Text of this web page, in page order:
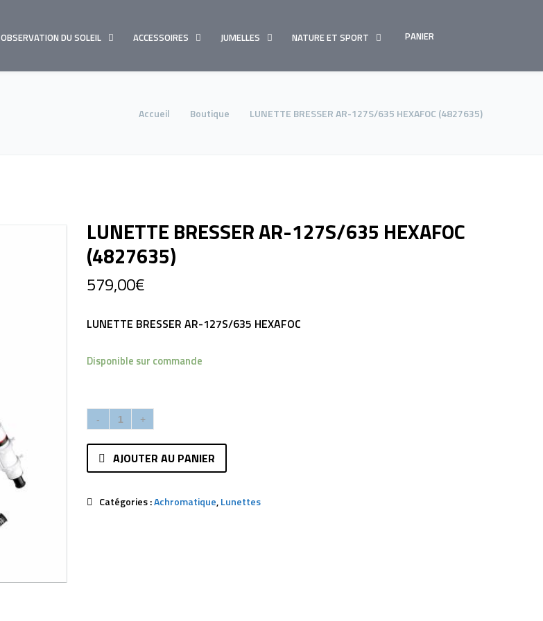
OBSERVATION DU SOLEIL ACCESSOIRES JUMELLES NATURE ET SPORT PANIER
Accueil Boutique LUNETTE BRESSER AR-127S/635 HEXAFOC (4827635)
LUNETTE BRESSER AR-127S/635 HEXAFOC
(4827635)
579,00€
LUNETTE BRESSER AR-127S/635 HEXAFOC
Disponible sur commande
AJOUTER AU PANIER
Catégories :Achromatique,Lunettes